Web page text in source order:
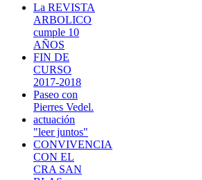
La REVISTA
ARBOLICO
cumple 10
AÑOS
FIN DE
CURSO
2017-2018
Paseo con
Pierres Vedel.
actuación
"leer juntos"
CONVIVENCIA
CON EL
CRA SAN